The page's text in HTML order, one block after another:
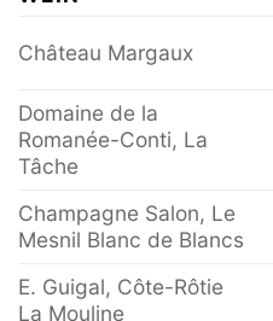
Château Margaux
Domaine de la
Romanée-Conti, La
Tâche
Champagne Salon, Le
Mesnil Blanc de Blancs
E. Guigal, Côte-Rôtie
La Mouline